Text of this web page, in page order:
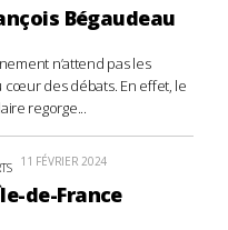
Bégaudeau
n’attend pas les
des débats. En effet, le
regorge...
11 FÉVRIER 2024
de-France